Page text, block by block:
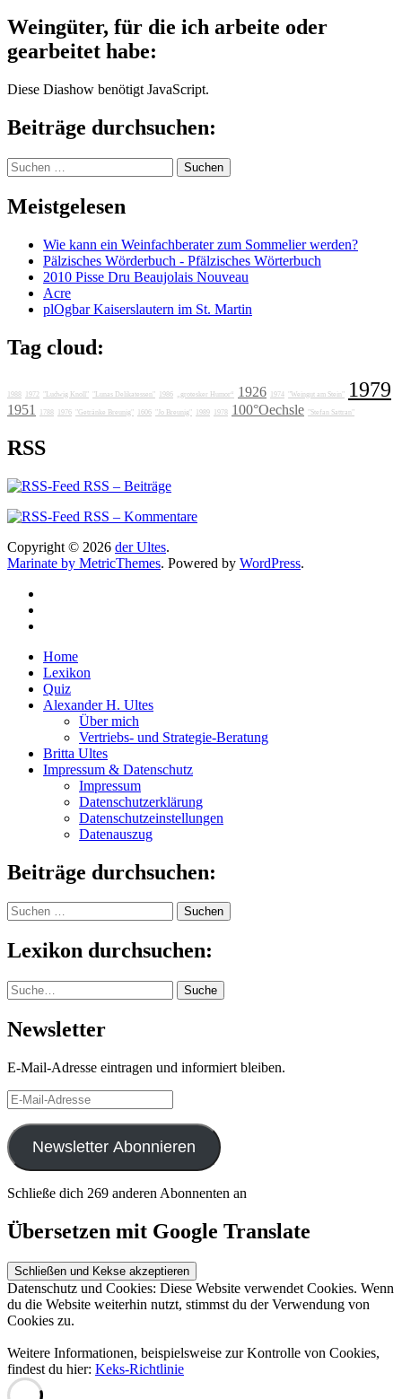
Weingüter, für die ich arbeite oder
gearbeitet habe:
Diese Diashow benötigt JavaScript.
Beiträge durchsuchen:
Suchen
nach:
Meistgelesen
Wie kann ein Weinfachberater zum Sommelier werden?
Pälzisches Wörderbuch - Pfälzisches Wörterbuch
2010 Pisse Dru Beaujolais Nouveau
Acre
plOgbar Kaiserslautern im St. Martin
Tag cloud:
1988 1972 "Ludwig Knoll" "Lunas Delikatessen" 1986 „grotesker Humor“ 1926 1974 "Weingut am Stein" 1979
1951 1788 1976 "Getränke Breunig" 1606 "Jo Breunig" 1989 1978 100°Oechsle "Stefan Sattran"
RSS
RSS – Beiträge
RSS – Kommentare
Copyright © 2026 der Ultes.
Marinate by MetricThemes. Powered by WordPress.
Home
Lexikon
Quiz
Alexander H. Ultes
Über mich
Vertriebs- und Strategie-Beratung
Britta Ultes
Impressum & Datenschutz
Impressum
Datenschutzerklärung
Datenschutzeinstellungen
Datenauszug
Beiträge durchsuchen:
Suchen
nach:
Lexikon durchsuchen:
Suche Suche
Newsletter
E-Mail-Adresse eintragen und informiert bleiben.
E-
Mail-
Adresse
Newsletter Abonnieren
Schließe dich 269 anderen Abonnenten an
Übersetzen mit Google Translate
Datenschutz und Cookies: Diese Website verwendet Cookies. Wenn
du die Website weiterhin nutzt, stimmst du der Verwendung von
Cookies zu.
Weitere Informationen, beispielsweise zur Kontrolle von Cookies,
findest du hier: Keks-Richtlinie